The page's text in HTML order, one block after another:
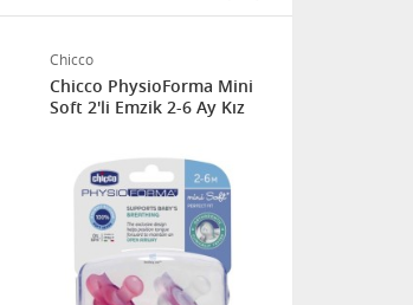
Chicco
Chicco PhysioForma Mini
Soft 2'li Emzik 2-6 Ay Kız